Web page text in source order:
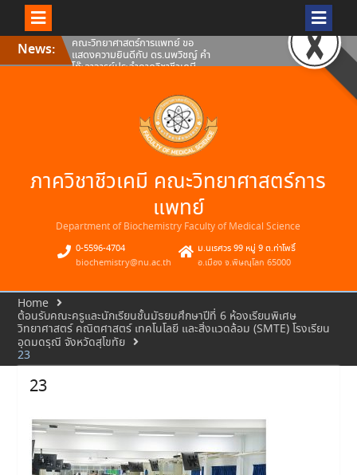
Skip
content
News: คณะวิทยาศาสตร์การแพทย์ ขอ
แสดงความยินดีกับ ดร.นพวิชญ์ คำ
โท๊ะอาจารย์ประจำภาควิชาชีวเคมี
คณะวิทยาศาสตร์การแพทย์
มหาวิทยาลัยนเรศวร ขอแสดงความ
ยินดีกับดร.ธเนศ สอนดา อาจารย์
ประจำภาควิชาชีวเคมี คณะ
วิทยาศาสตร์การแพทย์
แสดงความยินดีกับ ผศ.ดร.สมภพว์
พินิจ อาจารย์ประจำภาควิชาชีวเคมี
คณะวิทยาศาสตร์การแพทย์
ภาควิชาชีวเคมี คณะวิทยาศาสตร์การ
แพทย์
Department of Biochemistry Faculty of Medical Science
0-5596-4704
biochemistry@nu.ac.th
ม.นเรศวร 99 หมู่ 9 ต.ท่าโพธิ์
อ.เมือง จ.พิษณุโลก 65000
Home
ต้อนรับคณะครูและนักเรียนชั้นมัธยมศึกษาปีที่ 6 ห้องเรียนพิเศษ
วิทยาศาสตร์ คณิตศาสตร์ เทคโนโลยี และสิ่งแวดล้อม (SMTE) โรงเรียน
อุดมดรุณี จังหวัดสุโขทัย
23
23